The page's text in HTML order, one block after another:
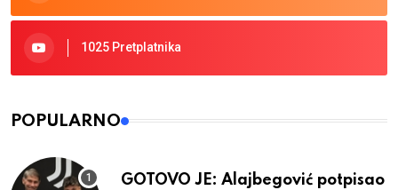
1025 Pretplatnika
POPULARNO
GOTOVO JE: Alajbegović potpisao